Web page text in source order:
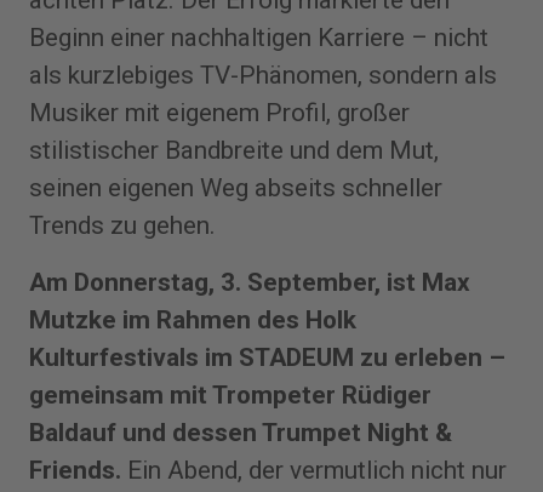
Beginn einer nachhaltigen Karriere – nicht
als kurzlebiges TV-Phänomen, sondern als
Musiker mit eigenem Profil, großer
stilistischer Bandbreite und dem Mut,
seinen eigenen Weg abseits schneller
Trends zu gehen.
Am Donnerstag, 3. September, ist Max
Mutzke im Rahmen des Holk
Kulturfestivals im STADEUM zu erleben –
gemeinsam mit Trompeter Rüdiger
Baldauf und dessen Trumpet Night &
Friends. Ein Abend, der vermutlich nicht nur